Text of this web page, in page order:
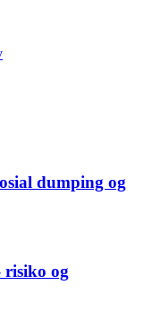
dumping og
risiko og